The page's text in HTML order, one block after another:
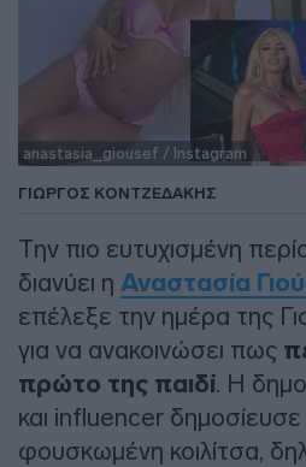
anastasia_giousef / Instagram
ΓΙΏΡΓΟΣ ΚΟΝΤΖΕΔΆΚΗΣ
Την πιο ευτυχισμένη
διανύει η Αναστασία
επέλεξε την ημέρα της
για να ανακοινώσει πως
πρώτο της παιδί. Η
και influencer
φουσκωμένη κοιλίτσα,